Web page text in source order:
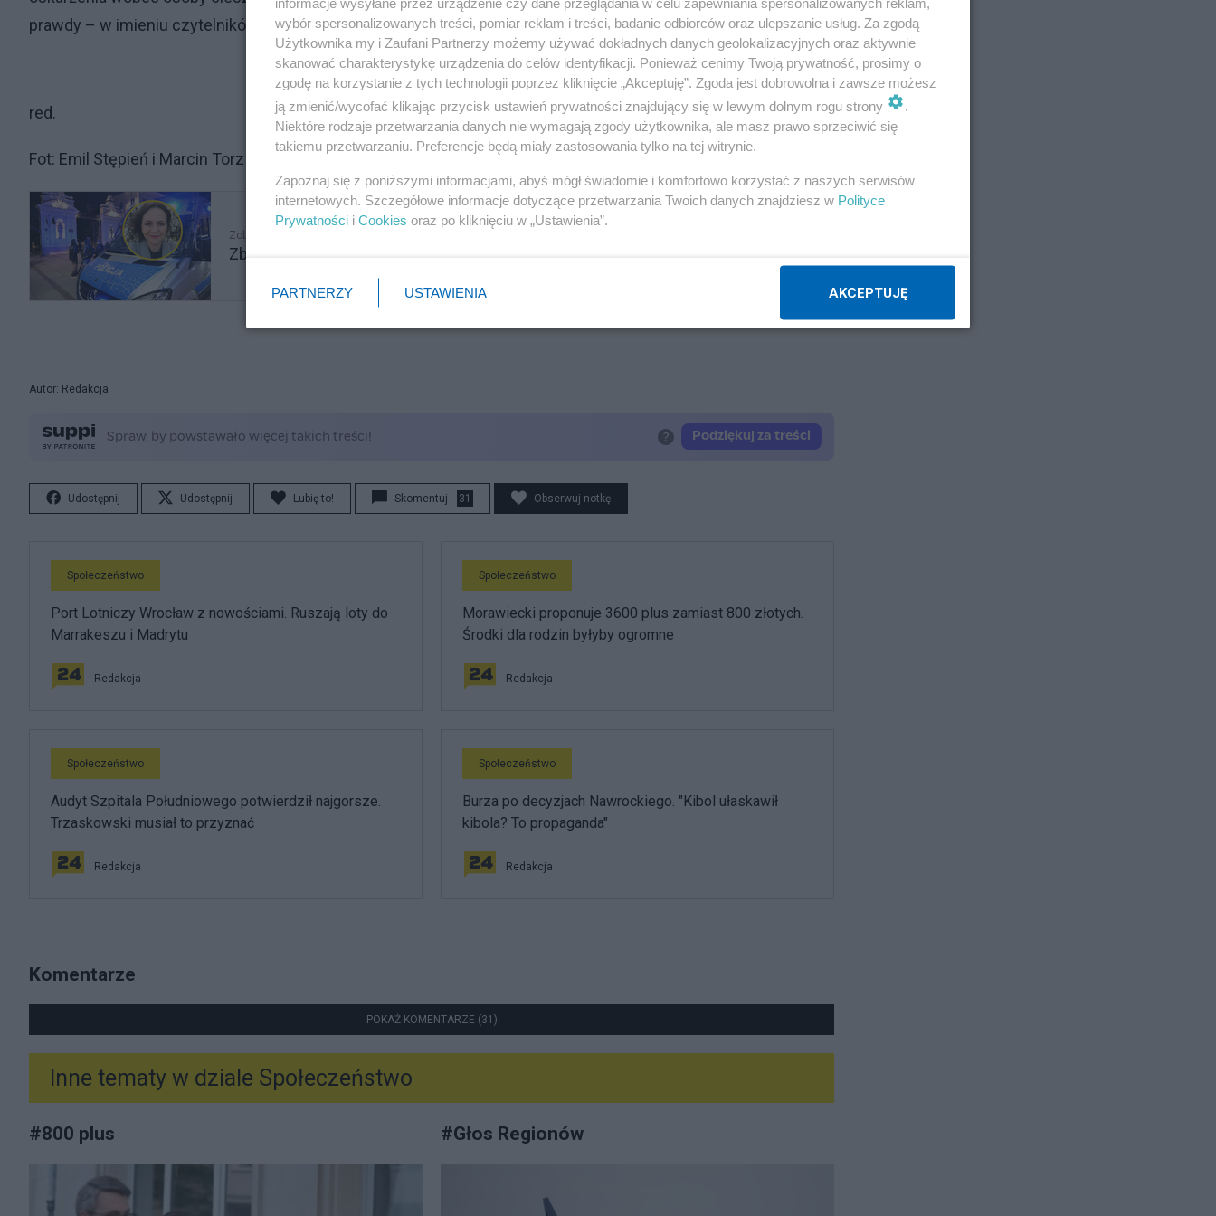
prawdy – w imieniu czytelników i społeczeństwa.
Reklama
red.
Fot: Emil Stępień i Marcin Torz w czasie wywiadu w Salon24
Zobacz także
Zbrodnia na UW. Psycholog: sprawca nie musiał być chory psychicznie
Autor: Redakcja
Udostępnij Udostępnij Lubię to! Skomentuj 31 Obserwuj notkę
Społeczeństwo
Port Lotniczy Wrocław z nowościami. Ruszają loty do
Marrakeszu i Madrytu
Redakcja
Społeczeństwo
Morawiecki proponuje 3600 plus zamiast 800 złotych.
Środki dla rodzin byłyby ogromne
Redakcja
Społeczeństwo
Audyt Szpitala Południowego potwierdził najgorsze.
Trzaskowski musiał to przyznać
Redakcja
Społeczeństwo
Burza po decyzjach Nawrockiego. "Kibol ułaskawił
kibola? To propaganda"
Redakcja
Komentarze
POKAŻ KOMENTARZE (31)
Inne tematy w dziale Społeczeństwo
#800 plus #Głos Regionów
wybór spersonalizowanych treści, pomiar reklam i treści, badanie odbiorców oraz ulepszanie usług. Za zgodą
Użytkownika my i Zaufani Partnerzy możemy używać dokładnych danych geolokalizacyjnych oraz aktywnie
skanować charakterystykę urządzenia do celów identyfikacji. Ponieważ cenimy Twoją prywatność, prosimy o
zgodę na korzystanie z tych technologii poprzez kliknięcie „Akceptuję”. Zgoda jest dobrowolna i zawsze możesz
ją zmienić/wycofać klikając przycisk ustawień prywatności znajdujący się w lewym dolnym rogu strony
.
Niektóre rodzaje przetwarzania danych nie wymagają zgody użytkownika, ale masz prawo sprzeciwić się
takiemu przetwarzaniu. Preferencje będą miały zastosowania tylko na tej witrynie.
Zapoznaj się z poniższymi informacjami, abyś mógł świadomie i komfortowo korzystać z naszych serwisów
internetowych. Szczegółowe informacje dotyczące przetwarzania Twoich danych znajdziesz w Polityce
Prywatności i Cookies oraz po kliknięciu w „Ustawienia”.
PARTNERZY USTAWIENIA AKCEPTUJĘ